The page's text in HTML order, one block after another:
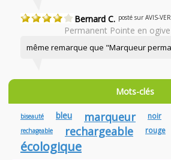
Bernard C. posté sur AVIS-
Permanent Pointe en
même remarque que "Marqueur
Mots-clés
biseauté bleu marqueur noir
rechageable rechargeable rouge
écologique